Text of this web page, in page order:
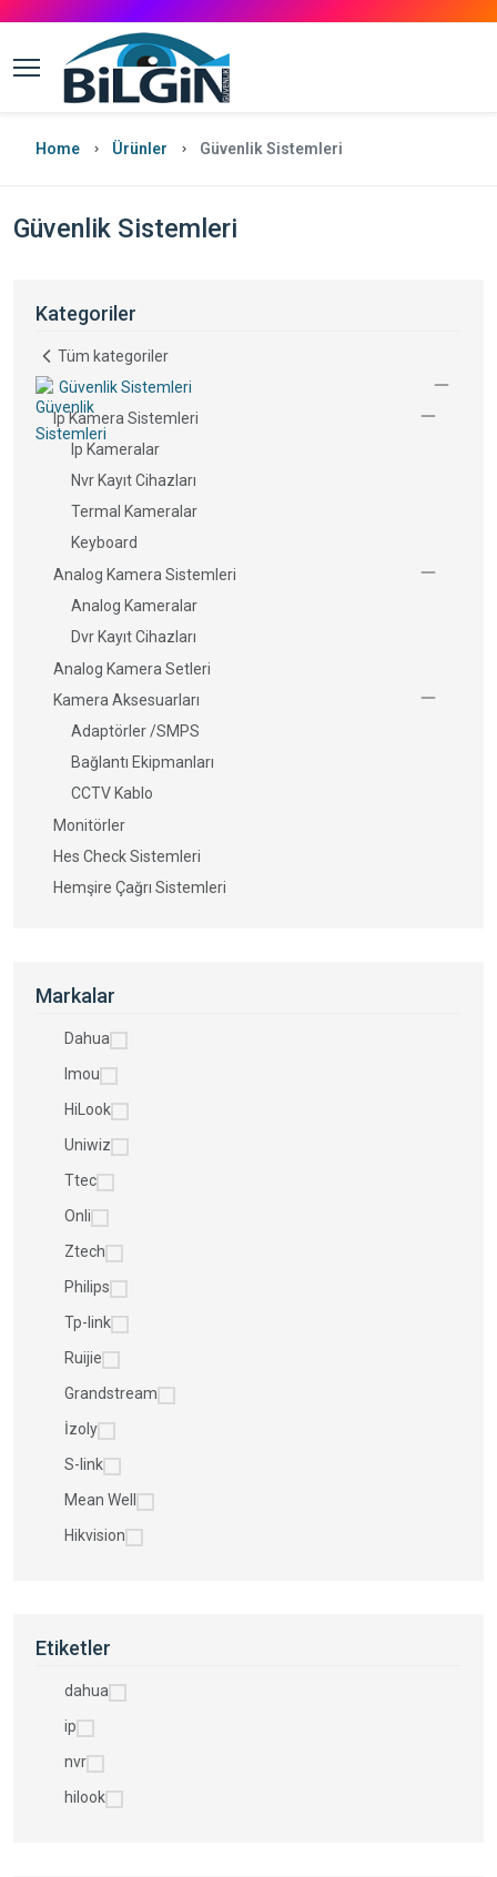
Home Ürünler Güvenlik Sistemleri
Güvenlik Sistemleri
Kategoriler
Tüm kategoriler
Güvenlik Sistemleri
Ip Kamera Sistemleri
Ip Kameralar
Nvr Kayıt Cihazları
Termal Kameralar
Keyboard
Analog Kamera Sistemleri
Analog Kameralar
Dvr Kayıt Cihazları
Analog Kamera Setleri
Kamera Aksesuarları
Adaptörler /SMPS
Bağlantı Ekipmanları
CCTV Kablo
Monitörler
Hes Check Sistemleri
Hemşire Çağrı Sistemleri
Markalar
Dahua
Imou
HiLook
Uniwiz
Ttec
Onli
Ztech
Philips
Tp-link
Ruijie
Grandstream
İzoly
S-link
Mean Well
Hikvision
Etiketler
dahua
ip
nvr
hilook